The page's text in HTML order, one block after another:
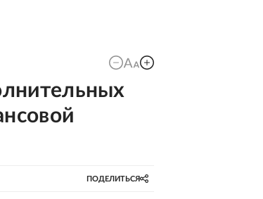
ПОДЕЛИТЬСЯ